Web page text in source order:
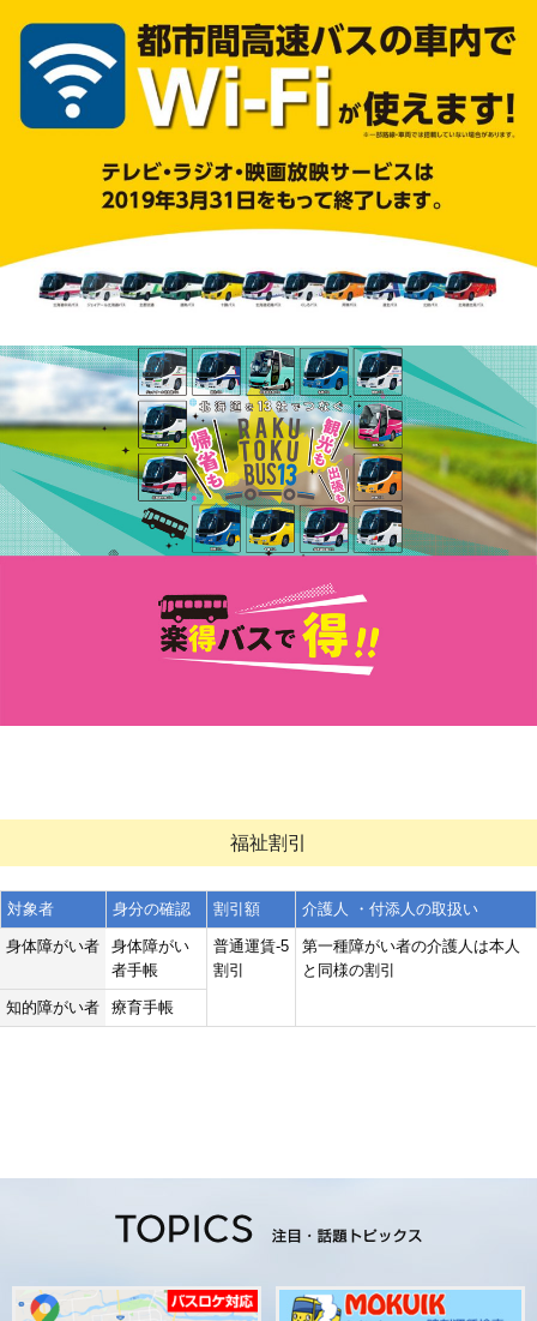
福祉割引
対象者 身分の確認 割引額 介護人 ・付添人の取扱い
身体障がい者
身体障がい
者手帳
普通運賃-5
割引
第一種障がい者の介護人は本人
と同様の割引
知的障がい者 療育手帳